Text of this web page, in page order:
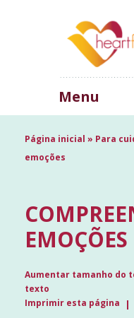
Menu
Página inicial » Para
emoções
EMOÇÕES
Aumentar tamanho do
texto
Imprimir esta página